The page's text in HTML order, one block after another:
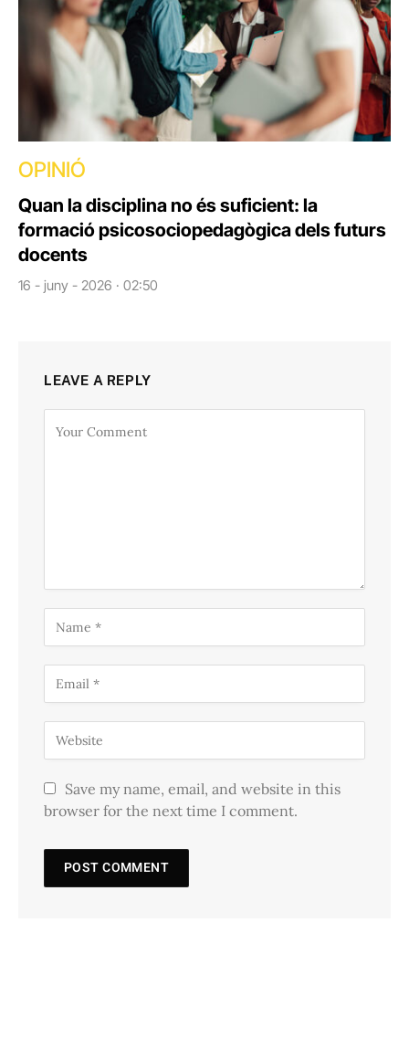
OPINIÓ
Quan la disciplina no és suficient: la
formació psicosociopedagògica dels futurs
docents
16 - juny - 2026 · 02:50
LEAVE A REPLY
Save my name, email, and website in this
browser for the next time I comment.